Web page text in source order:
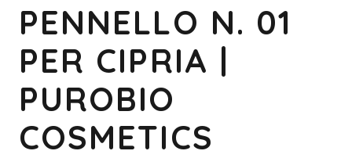
PENNELLO N. 01
PER CIPRIA |
PUROBIO
COSMETICS